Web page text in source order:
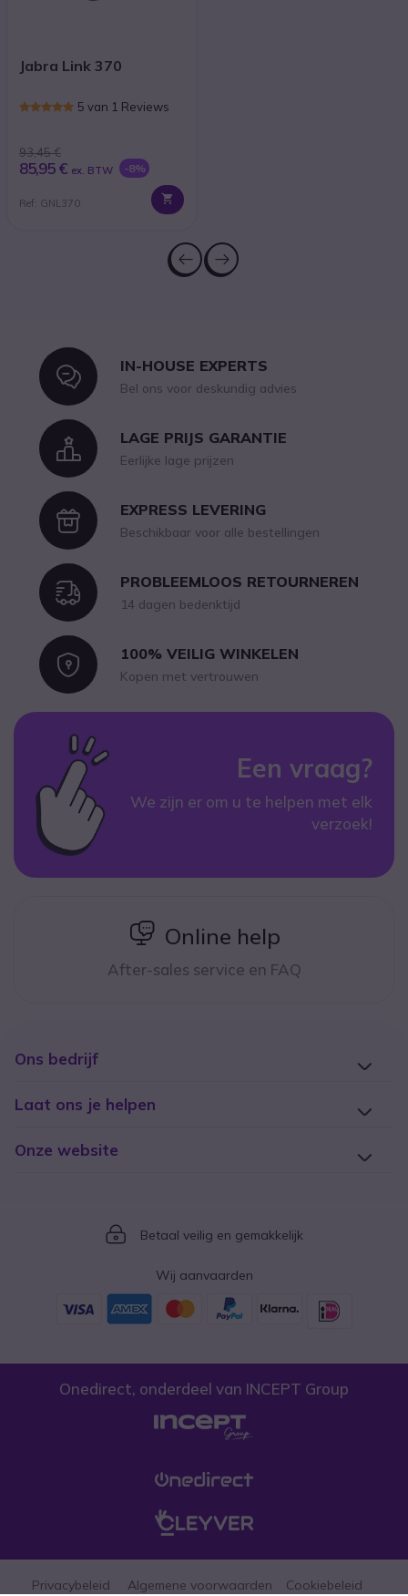
Jabra Link 370
5 van 1 Reviews
93,45 €
85,95 € ex. BTW -8%
Ref: GNL370
IconIN-HOUSE EXPERTS
Bel ons voor deskundig advies
IconLAGE PRIJS GARANTIE
Eerlijke lage prijzen
IconEXPRESS LEVERING
Beschikbaar voor alle bestellingen
IconPROBLEEMLOOS RETOURNEREN
14 dagen bedenktijd
Icon100% VEILIG WINKELEN
Kopen met vertrouwen
Een vraag?
We zijn er om u te helpen met elk
verzoek!
icon
Online help
After-sales service en FAQ
Ons bedrijf
Laat ons je helpen
Onze website
Icon
Betaal veilig en gemakkelijk
Wij aanvaarden
Onedirect, onderdeel van INCEPT Group
Privacybeleid Algemene voorwaarden Cookiebeleid